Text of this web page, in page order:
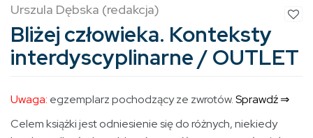
Urszula Dębska (redakcja)
Bliżej człowieka. Konteksty
interdyscyplinarne / OUTLET
Uwaga: egzemplarz pochodzący ze zwrotów.Sprawdź ⇒
Celem książki jest odniesienie się do różnych, niekiedy